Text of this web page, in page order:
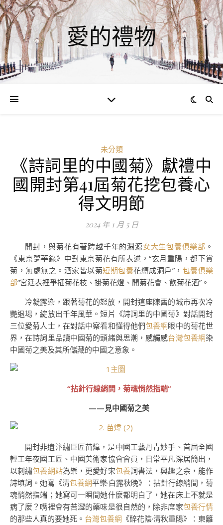
愛的禮物
未分類
​《詩詞里的中國菊》獻禮中
國開封第41屆菊花挖包養心
得文明節
2024 年 1 月 5 日
開封，與菊花有著跨越千年的淵源女大生包養俱樂部 。
《東京夢華錄》中對東京菊花有所表述，“玄月重陽，都下賞
菊，無處無之。酒家皆以菊短期包養花縛成洞戶”， 包養俱樂
部“宮廷表裡爭插菊花枝、掛菊花燈、開菊花會、飲菊花酒”。
冷凝露染，跟著菊花的怒放，開封這座陳舊的城市再次冷
艷退場，綻放出千年風華。短片《詩詞里的中國菊》對話開封
三位愛菊人士，在對話中察看和懂得他們包養網眼中的菊花世
界，在詩詞里品讀中國菊的頭緒與思潮，感觸感台灣包養網染
中國菊之美及其所儲藏的中國之意象。
“拈針行線綃間，菊魂悄然指端”
——見中國菊之美
開封非遺汴繡巨匠苗煒，是中國工藝丹青妙手、首屆全國
輕工年夜國工匠、中國美術家協會會員，日常平凡深居簡出，
以刺繡包養網站為樂，更愛好宋包養詞書法，興趣之余，能作
詩填詞。她寫《清包養網平樂·白露秋晚》：拈針行線綃間，菊
魂悄然指端；她寫可一瞬間她什麼都明白了，她在床上不就是
病了麼？嘴裡會有苦澀的藥味是很自然的，除非席家包養行情
的那些人真的要她死。 台灣包養網 《醉花陰·清秋重陽》：東籬